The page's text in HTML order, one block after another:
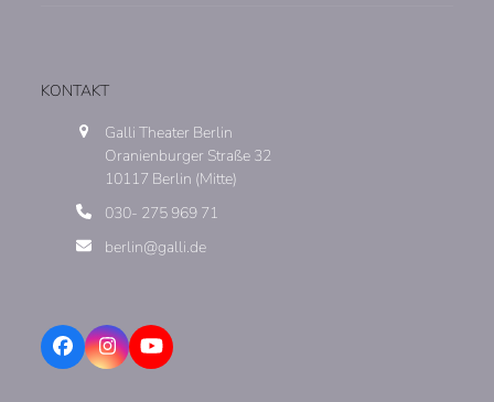
KONTAKT
Galli Theater Berlin
Oranienburger Straße 32
10117 Berlin (Mitte)
030- 275 969 71
berlin@galli.de
FacebookInstagramYouTube